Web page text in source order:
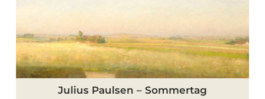
Julius Paulsen – Sommertag